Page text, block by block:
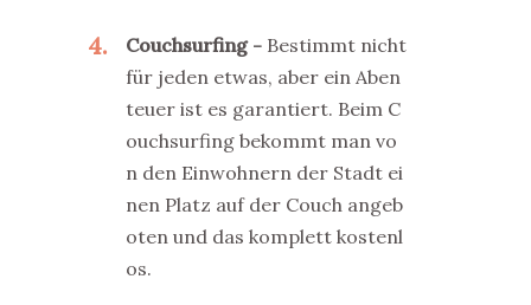
4 Couchsurfing
Bestimmt nicht
für jeden etwas, aber ein Aben
teuer ist es garantiert. Beim C
ouchsurfing bekommt man vo
n den Einwohnern der Stadt ei
nen Platz auf der Couch angeb
oten und das komplett kostenl
os.